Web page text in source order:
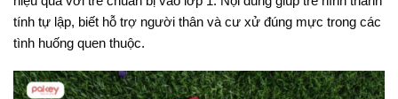
tính tự lập, biết hỗ trợ người thân và cư xử đúng mực trong các
tình huống quen thuộc.